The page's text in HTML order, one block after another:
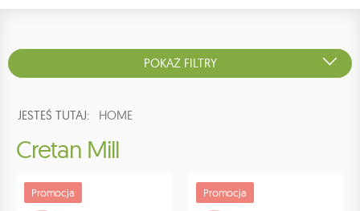
POKAŻ FILTRY
JESTEŚ TUTAJ: HOME
Cretan Mill
Promocja Promocja